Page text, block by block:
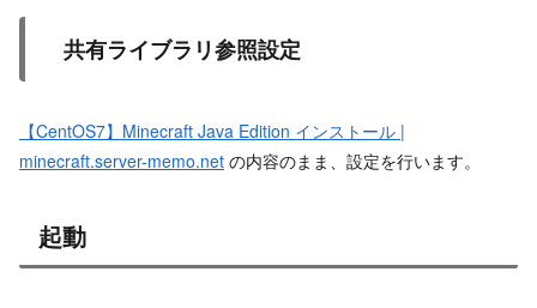
共有ライブラリ参照設定
【CentOS7】Minecraft Java Edition インストール |
minecraft.server-memo.net の内容のまま、設定を行います。
起動